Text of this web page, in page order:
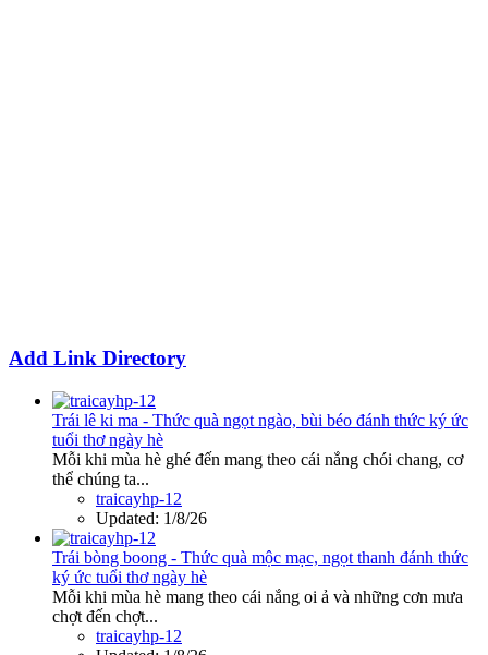
Add Link Directory
Trái lê ki ma - Thức quà ngọt ngào, bùi béo đánh thức ký ức
tuổi thơ ngày hè
Mỗi khi mùa hè ghé đến mang theo cái nắng chói chang, cơ
thể chúng ta...
traicayhp-12
Updated: 1/8/26
Trái bòng boong - Thức quà mộc mạc, ngọt thanh đánh thức
ký ức tuổi thơ ngày hè
Mỗi khi mùa hè mang theo cái nắng oi ả và những cơn mưa
chợt đến chợt...
traicayhp-12